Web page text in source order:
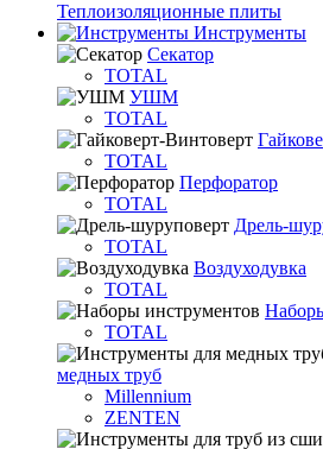
Теплоизоляционные плиты
Инструменты
Секатор
TOTAL
УШМ
TOTAL
TOTAL
Перфоратор
TOTAL
Дрель-
TOTAL
Воздуходувка
TOTAL
TOTAL
медных труб
Millennium
ZENTEN